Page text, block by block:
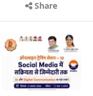
Share